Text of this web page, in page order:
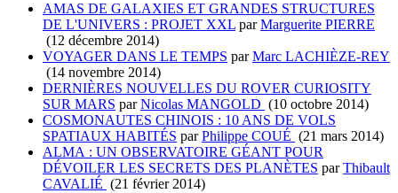
AMAS DE GALAXIES ET GRANDES STRUCTURES
DE L'UNIVERS : PROJET XXL parMarguerite PIERRE
(12 décembre 2014)
VOYAGER DANS LE TEMPS parMarc LACHIÈZE-REY
(14 novembre 2014)
DERNIÈRES NOUVELLES DU ROVER CURIOSITY
SUR MARS parNicolas MANGOLD (10 octobre 2014)
COSMONAUTES CHINOIS : 10 ANS DE VOLS
SPATIAUX HABITÉS parPhilippe COUÉ (21 mars 2014)
ALMA : UN OBSERVATOIRE GÉANT POUR
DÉVOILER LES SECRETS DES PLANÈTES parThibault
CAVALIÉ (21 février 2014)